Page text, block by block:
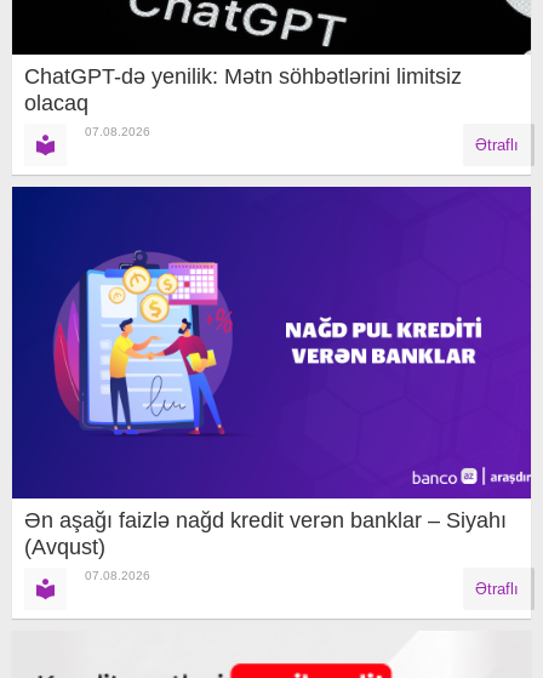
ChatGPT-də yenilik: Mətn söhbətlərini limitsiz
olacaq
07.08.2026
Ətraflı
Ən aşağı faizlə nağd kredit verən banklar – Siyahı
(Avqust)
07.08.2026
Ətraflı